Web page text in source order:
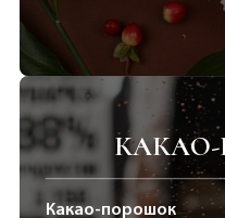
Какао-порошок